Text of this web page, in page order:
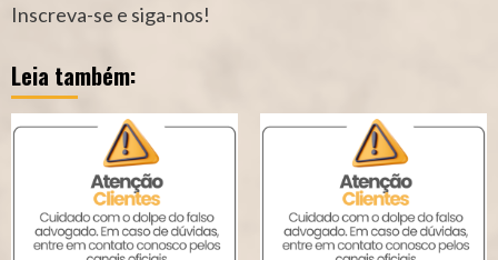
Inscreva-se e siga-nos!
Leia também: